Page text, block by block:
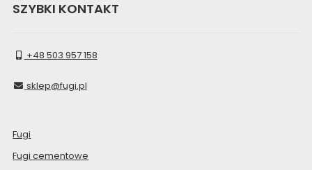
SZYBKI KONTAKT
+48 503 957 158
sklep@fugi.pl
Fugi
Fugi cementowe